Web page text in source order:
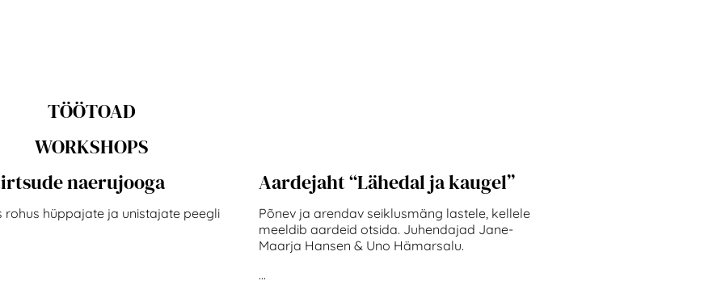
TÖÖTOAD
WORKSHOPS
naerujooga
rohus hüppajate ja unistajate peegli
Aardejaht “Lähedal ja kaugel”
Põnev ja arendav seiklusmäng lastele, kellele
meeldib aardeid otsida. Juhendajad Jane-
Maarja Hansen & Uno Hämarsalu.
...